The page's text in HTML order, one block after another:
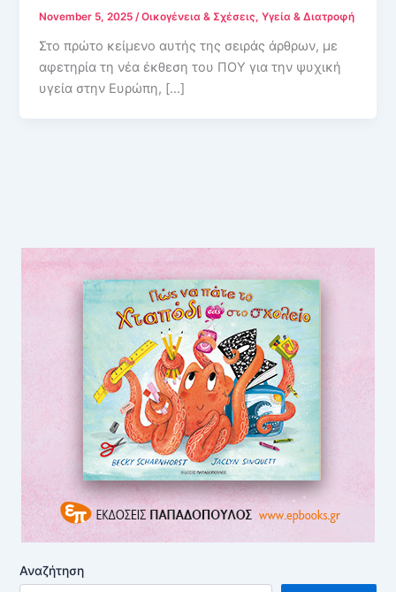
November 5, 2025/Οικογένεια & Σχέσεις,Υγεία & Διατροφή
Στο πρώτο κείμενο αυτής της σειράς άρθρων, με
αφετηρία τη νέα έκθεση του ΠΟΥ για την ψυχική
υγεία στην Ευρώπη, […]
Αναζήτηση